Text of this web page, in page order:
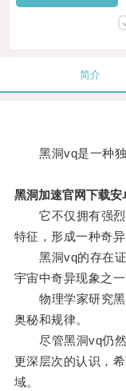
简介
黑洞vq是一种独
黑洞加速官网下载安
它不仅拥有强烈
特征，形成一种奇异
黑洞vq的存在证
宇宙中奇异现象之一
物理学家研究黑
奥秘和规律。
尽管黑洞vq仍然
更深层次的认识，
域。